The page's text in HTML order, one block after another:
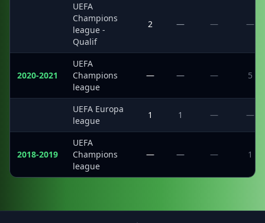
UEFA
Champions
league -
Qualif
2 — — —
2020-2021
UEFA
Champions
league
— — — 5
UEFA Europa
league
1 1 — —
2018-2019
UEFA
Champions
league
— — — 1